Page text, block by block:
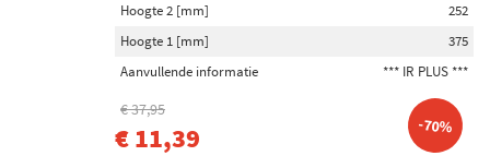
Hoogte 2 [mm]
252
Hoogte 1 [mm]
375
Aanvullende informatie
*** IR PLUS ***
€ 37,95
€ 11,39 -70%